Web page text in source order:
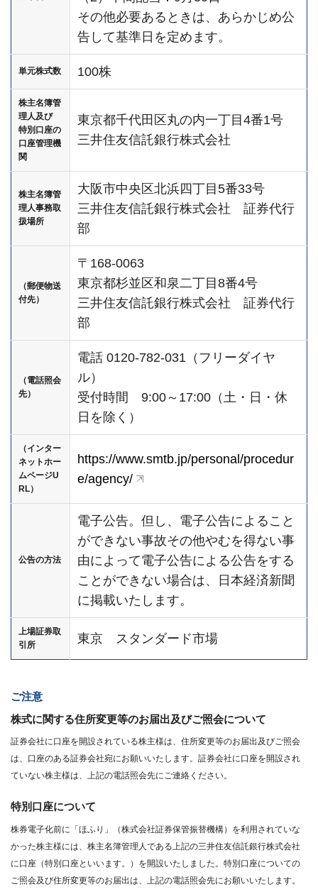
その他必要あるときは、あらかじめ公
告して基準日を定めます。
単元株式数 100株
株主名簿管
理人及び
特別口座の
口座管理機
関
東京都千代田区丸の内一丁目4番1号
三井住友信託銀行株式会社
株主名簿管
理人事務取
扱場所
大阪市中央区北浜四丁目5番33号
三井住友信託銀行株式会社 証券代行
部
（郵便物送
付先）
〒168-0063
東京都杉並区和泉二丁目8番4号
三井住友信託銀行株式会社 証券代行
部
（電話照会
先）
電話 0120-782-031（フリーダイヤ
ル）
受付時間 9:00～17:00（土・日・休
日を除く）
（インター
ネットホー
ムページU
RL）
https://www.smtb.jp/personal/procedur
e/agency/
公告の方法
電子公告。但し、電子公告によること
ができない事故その他やむを得ない事
由によって電子公告による公告をする
ことができない場合は、日本経済新聞
に掲載いたします。
上場証券取
引所
東京 スタンダード市場
ご注意
株式に関する住所変更等のお届出及びご照会について
証券会社に口座を開設されている株主様は、住所変更等のお届出及びご照会
は、口座のある証券会社宛にお願いいたします。証券会社に口座を開設され
ていない株主様は、上記の電話照会先にご連絡ください。
特別口座について
株券電子化前に「ほふり」（株式会社証券保管振替機構）を利用されていな
かった株主様には、株主名簿管理人である上記の三井住友信託銀行株式会社
に口座（特別口座といいます。）を開設いたしました。特別口座についての
ご照会及び住所変更等のお届出は、上記の電話照会先にお願いいたします。